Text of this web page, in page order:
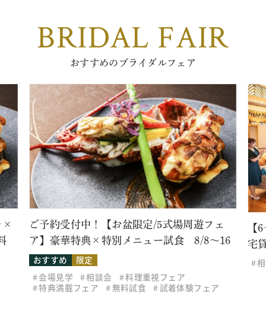
BRIDAL FAIR
おすすめのブライダルフェア
×
ご予約受付中！【お盆限定/5式場周遊フェ
ア】豪華特典×特別メニュー試食 8/8～16
おすすめ
限定
会場見学
相談会
料理重視フェア
特典満載フェア
無料試食 試着体験フェア
【
宅